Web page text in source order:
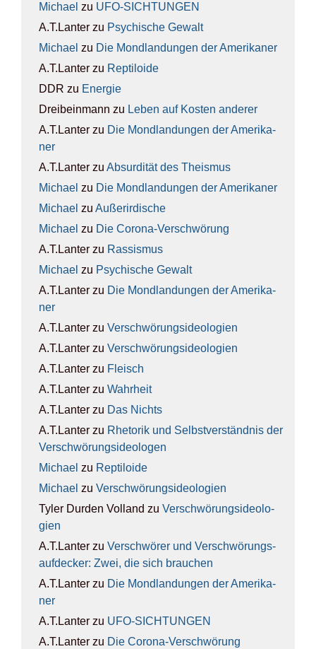
Michael zu UFO-SICH­TUN­GEN
A.T.Lanter zu Psy­chi­sche Gewalt
Michael zu Die Mond­lan­dun­gen der Ame­ri­ka­ner
A.T.Lanter zu Rep­ti­lo­ide
DDR zu Ener­gie
Dreibeinmann zu Leben auf Kos­ten ande­rer
A.T.Lanter zu Die Mond­lan­dun­gen der Ame­ri­ka­
ner
A.T.Lanter zu Absur­di­tät des The­is­mus
Michael zu Die Mond­lan­dun­gen der Ame­ri­ka­ner
Michael zu Außer­ir­di­sche
Michael zu Die Coro­na-Ver­schwö­rung
A.T.Lanter zu Ras­sis­mus
Michael zu Psy­chi­sche Gewalt
A.T.Lanter zu Die Mond­lan­dun­gen der Ame­ri­ka­
ner
A.T.Lanter zu Ver­schwö­rungs­ideo­lo­gien
A.T.Lanter zu Ver­schwö­rungs­ideo­lo­gien
A.T.Lanter zu Fleisch
A.T.Lanter zu Wahr­heit
A.T.Lanter zu Das Nichts
A.T.Lanter zu Rhe­to­rik und Selbst­ver­ständ­nis der
Ver­schwö­rungs­ideo­lo­gen
Michael zu Rep­ti­lo­ide
Michael zu Ver­schwö­rungs­ideo­lo­gien
Tyler Durden Volland zu Ver­schwö­rungs­ideo­lo­
gien
A.T.Lanter zu Ver­schwö­rer und Ver­schwö­rungs­
auf­de­cker: Zwei, die sich brau­chen
A.T.Lanter zu Die Mond­lan­dun­gen der Ame­ri­ka­
ner
A.T.Lanter zu UFO-SICH­TUN­GEN
A.T.Lanter zu Die Coro­na-Ver­schwö­rung